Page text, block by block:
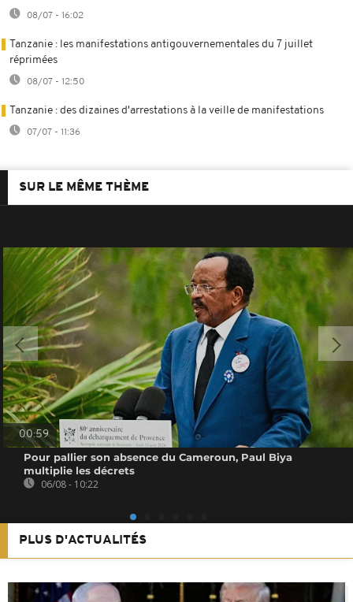
08/07 - 16:02
Tanzanie : les manifestations antigouvernementales du 7 juillet
réprimées
08/07 - 12:50
Tanzanie : des dizaines d'arrestations à la veille de manifestations
07/07 - 11:36
SUR LE MÊME THÈME
00:59
Pour pallier son absence du Cameroun, Paul Biya
multiplie les décrets
06/08 - 10:22
PLUS D'ACTUALITÉS